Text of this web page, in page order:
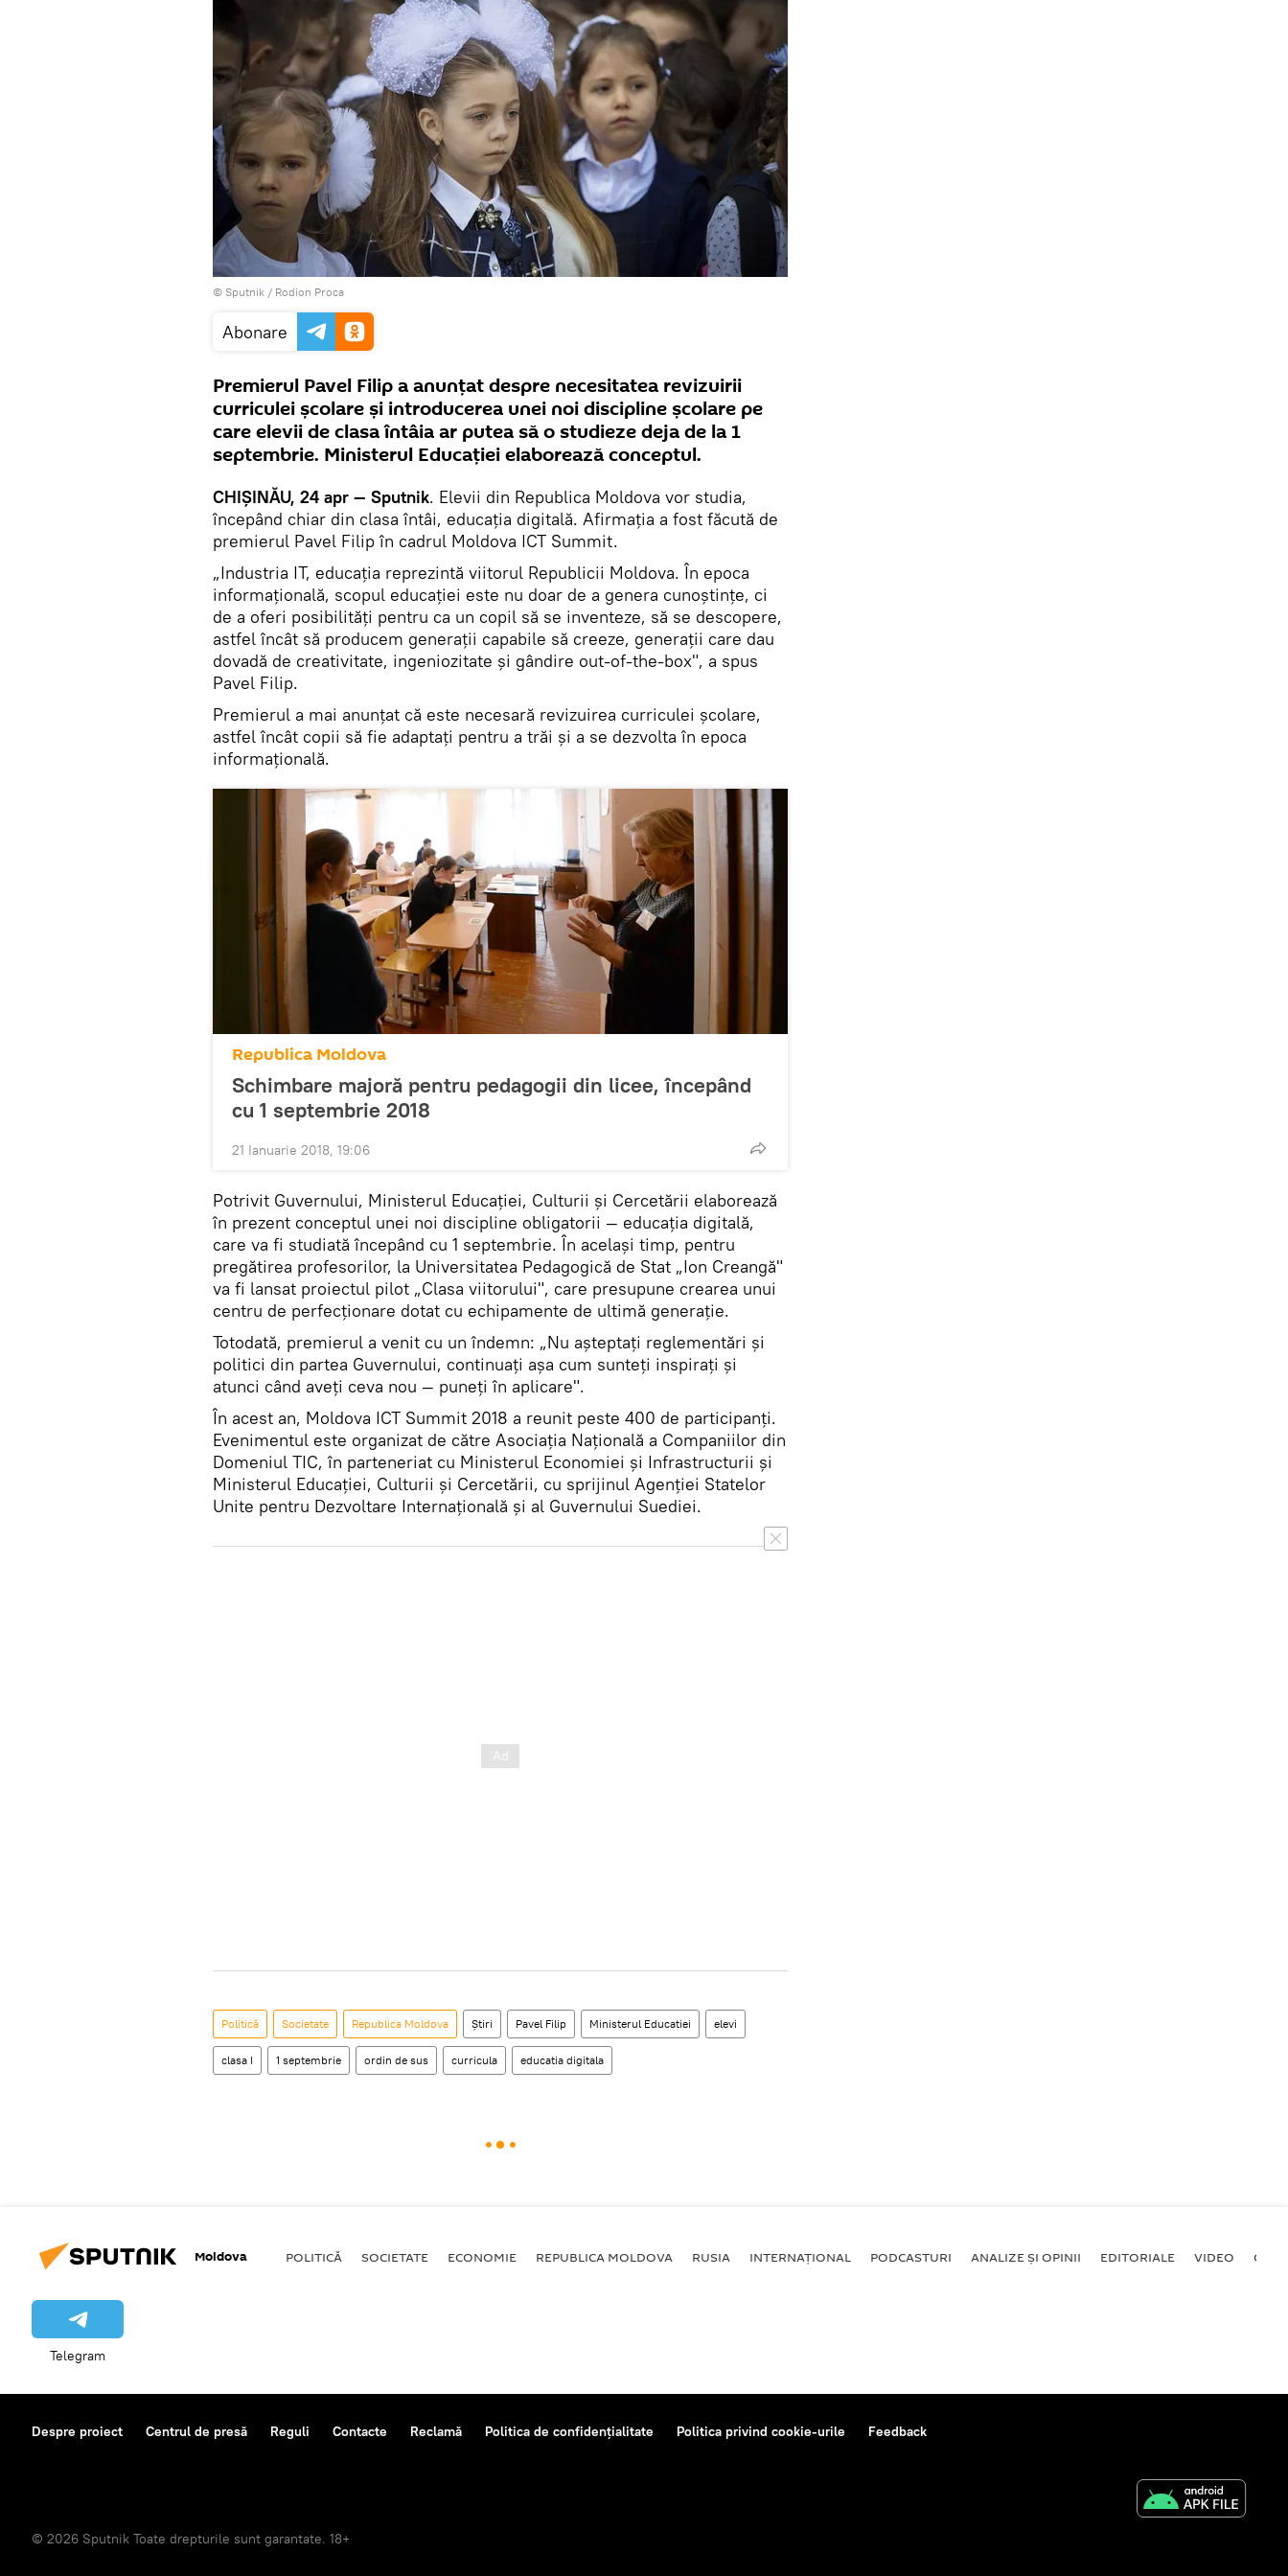
© Sputnik / Rodion Proca
Abonare
Premierul Pavel Filip a anunțat despre necesitatea revizuirii
curriculei școlare și introducerea unei noi discipline școlare pe
care elevii de clasa întâia ar putea să o studieze deja de la 1
septembrie. Ministerul Educației elaborează conceptul.
CHIȘINĂU, 24 apr — Sputnik. Elevii din Republica Moldova vor studia,
începând chiar din clasa întâi, educația digitală. Afirmația a fost făcută de
premierul Pavel Filip în cadrul Moldova ICT Summit.
„Industria IT, educația reprezintă viitorul Republicii Moldova. În epoca
informațională, scopul educației este nu doar de a genera cunoștințe, ci
de a oferi posibilități pentru ca un copil să se inventeze, să se descopere,
astfel încât să producem generații capabile să creeze, generații care dau
dovadă de creativitate, ingeniozitate și gândire out-of-the-box", a spus
Pavel Filip.
Premierul a mai anunțat că este necesară revizuirea curriculei școlare,
astfel încât copii să fie adaptați pentru a trăi și a se dezvolta în epoca
informațională.
Republica Moldova
Schimbare majoră pentru pedagogii din licee, începând
cu 1 septembrie 2018
21 Ianuarie 2018, 19:06
Potrivit Guvernului, Ministerul Educației, Culturii și Cercetării elaborează
în prezent conceptul unei noi discipline obligatorii — educația digitală,
care va fi studiată începând cu 1 septembrie. În același timp, pentru
pregătirea profesorilor, la Universitatea Pedagogică de Stat „Ion Creangă"
va fi lansat proiectul pilot „Clasa viitorului", care presupune crearea unui
centru de perfecționare dotat cu echipamente de ultimă generație.
Totodată, premierul a venit cu un îndemn: „Nu așteptați reglementări și
politici din partea Guvernului, continuați așa cum sunteți inspirați și
atunci când aveți ceva nou — puneți în aplicare".
În acest an, Moldova ICT Summit 2018 a reunit peste 400 de participanți.
Evenimentul este organizat de către Asociația Națională a Companiilor din
Domeniul TIC, în parteneriat cu Ministerul Economiei și Infrastructurii și
Ministerul Educației, Culturii și Cercetării, cu sprijinul Agenției Statelor
Unite pentru Dezvoltare Internațională și al Guvernului Suediei.
Politică Societate Republica Moldova Știri Pavel Filip Ministerul Educatiei elevi
clasa I 1 septembrie ordin de sus curricula educatia digitala
Moldova POLITICĂ SOCIETATE ECONOMIE REPUBLICA MOLDOVA RUSIA INTERNAȚIONAL PODCASTURI ANALIZE ȘI OPINII EDITORIALE VIDEO
Telegram
Despre proiect Centrul de presă Reguli Contacte Reclamă Politica de confidențialitate Politica privind cookie-urile Feedback
© 2026 Sputnik Toate drepturile sunt garantate. 18+